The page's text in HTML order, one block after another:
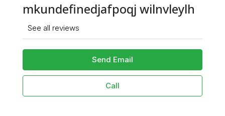
mkundefinedjafpoqj wilnvleylh
See all reviews
Send Email
Call